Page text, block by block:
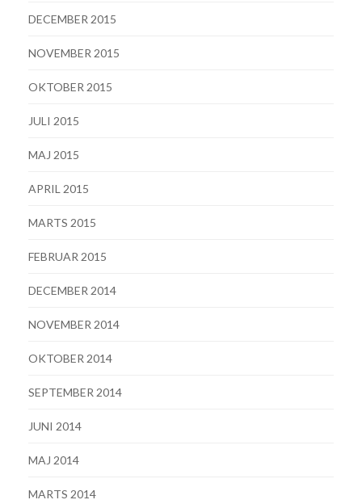
DECEMBER 2015
NOVEMBER 2015
OKTOBER 2015
JULI 2015
MAJ 2015
APRIL 2015
MARTS 2015
FEBRUAR 2015
DECEMBER 2014
NOVEMBER 2014
OKTOBER 2014
SEPTEMBER 2014
JUNI 2014
MAJ 2014
MARTS 2014